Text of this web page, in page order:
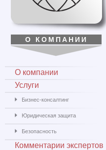
О КОМПАНИИ
О компании
Услуги
Бизнес-консалтинг
Юридическая защита
Безопасность
Комментарии экспертов